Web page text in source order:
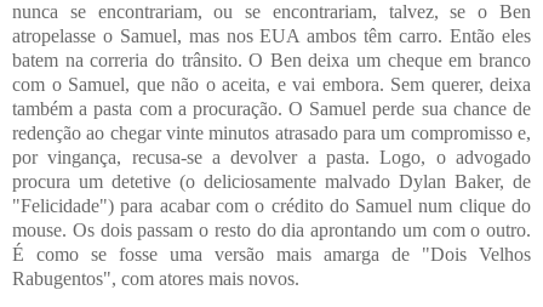
nunca se encontrariam, ou se encontrariam, talvez, se o Ben
atropelasse o Samuel, mas nos EUA ambos têm carro. Então eles
batem na correria do trânsito. O Ben deixa um cheque em branco
com o Samuel, que não o aceita, e vai embora. Sem querer, deixa
também a pasta com a procuração. O Samuel perde sua chance de
redenção ao chegar vinte minutos atrasado para um compromisso e,
por vingança, recusa-se a devolver a pasta. Logo, o advogado
procura um detetive (o deliciosamente malvado Dylan Baker, de
"Felicidade") para acabar com o crédito do Samuel num clique do
mouse. Os dois passam o resto do dia aprontando um com o outro.
É como se fosse uma versão mais amarga de "Dois Velhos
Rabugentos", com atores mais novos.